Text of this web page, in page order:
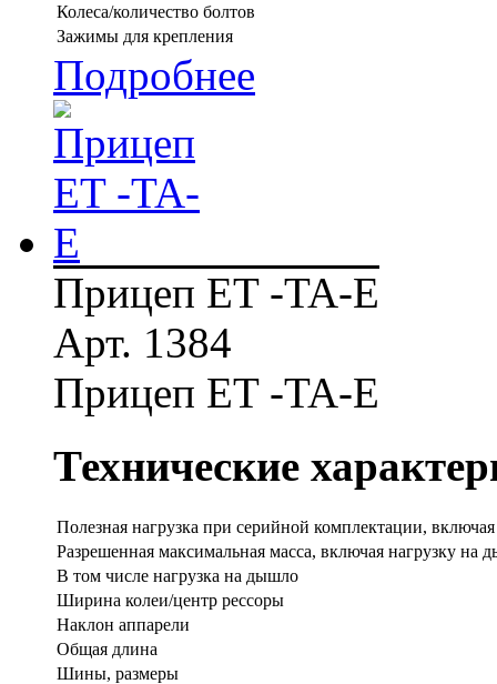
Колеса/количество болтов
Зажимы для крепления
Подробнее
Прицеп ET -TA-E
Арт. 1384
Прицеп ET -TA-E
Технические
Полезная нагрузка при серийной комплектации,
Разрешенная максимальная масса, включая нагрузку на
В том числе нагрузка на дышло
Ширина колеи/центр рессоры
Наклон аппарели
Общая длина
Шины, размеры